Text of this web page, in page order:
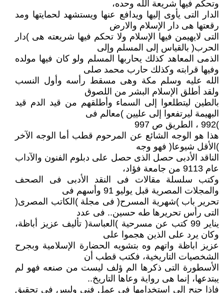
وتحكم فيها شريعة الله وحده،
الدار التى يأوى إليها ويدافع عنها ويستشهد لحمايتها ومد
رقعتها هى دار الإسلام والارض
التى لايهيمن فيها الإسلام ولا تحكم فيها شريعته هى )دار
الحرب( بالقياس إلى المسلم وإلى
الذمى المعاهد كذلك يحاربها المسلم ولو كان فيها مولده
وفيها قرابته وكذلك حارب محمد صلى
الله عليه وسلم مكة وهى مسقط رأسه وأول النسب
ولقد أطلق الإسلام البشر من اللصوق
بالطين ليتطلعوا إلى السماء وأطلقهم من قيد الدم قيد
البهيمة ليرتفعوا إلى عليين )معالم فى
)992 ، الطريق ص 997
هذا هو الوجه الشائع عن المرحوم قطب أما الوجه الآخر
)الأقل شيوعا( فهو وجه
الناقد الأدبى حصل الذى حصل على دبلوم الفنون والآداب
عام 9113 من جامعة فؤاد،
وكتب سلسلة مقالات فى النقد الأدبى فى الصحف
والمجلات المصرية قبل يوليو 91 وأسهم فى
تحرير باب )شهرية المسرح( فى مجلة )الكاتب المصرى(
التى رأس تحريرها طه حسين.. فى عدد
يناير 99 كتب عن مسرحية )العباسة( تأليف عزيز أباظة،
وكان يرد على الذين هجموا على
عزيز اباظة واتهم وه بتشويه الحضارة الإسلامية وبجرح
الشخصيات التاريخية، فكتب قطب أن
الأسطورة التى ذكرها الم ؤلف ليست من صنعه فهو لم
يبتدعها، إنما هى رواية وعاها التاريخ..
فإذا جنح إلى استخدامها فى عمل فنى وليس فى تحقيق